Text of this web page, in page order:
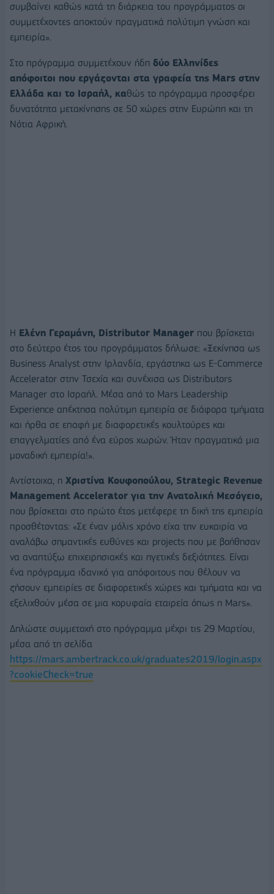
συμβαίνει καθώς κατά τη διάρκεια του προγράμματος οι
συμμετέχοντες αποκτούν πραγματικά πολύτιμη γνώση και
εμπειρία».
Στο πρόγραμμα συμμετέχουν ήδη δύο Ελληνίδες
απόφοιτοι που εργάζονται στα γραφεία της Mars στην
Ελλάδα και το Ισραήλ, καθώς το πρόγραμμα προσφέρει
δυνατότητα μετακίνησης σε 50 χώρες στην Ευρώπη και τη
Νότια Αφρική.
Η Ελένη Γεραμάνη, Distributor Manager που βρίσκεται
στο δεύτερο έτος του προγράμματος δήλωσε: «Ξεκίνησα ως
Business Analyst στην Ιρλανδία, εργάστηκα ως E-Commerce
Accelerator στην Τσεχία και συνέχισα ως Distributors
Manager στο Ισραήλ. Μέσα από το Mars Leadership
Experience απέκτησα πολύτιμη εμπειρία σε διάφορα τμήματα
και ήρθα σε επαφή με διαφορετικές κουλτούρες και
επαγγελματίες από ένα εύρος χωρών. Ήταν πραγματικά μια
μοναδική εμπειρία!».
Αντίστοιχα, η Χριστίνα Κουφοπούλου, Strategic Revenue
Management Accelerator για την Ανατολική Μεσόγειο,
που βρίσκεται στο πρώτο έτος μετέφερε τη δική της εμπειρία
προσθέτοντας: «Σε έναν μόλις χρόνο είχα την ευκαιρία να
αναλάβω σημαντικές ευθύνες και projects που με βοήθησαν
να αναπτύξω επιχειρησιακές και ηγετικές δεξιότητες. Είναι
ένα πρόγραμμα ιδανικό για απόφοιτους που θέλουν να
ζήσουν εμπειρίες σε διαφορετικές χώρες και τμήματα και να
εξελιχθούν μέσα σε μια κορυφαία εταιρεία όπως η Mars».
Δηλώστε συμμετοχή στο πρόγραμμα μέχρι τις 29 Μαρτίου,
μέσα από τη σελίδα
https://mars.ambertrack.co.uk/graduates2019/login.aspx
?cookieCheck=true